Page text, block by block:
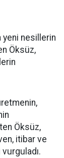
yeni nesillerin
Öksüz,
Öksüz,
itibar ve